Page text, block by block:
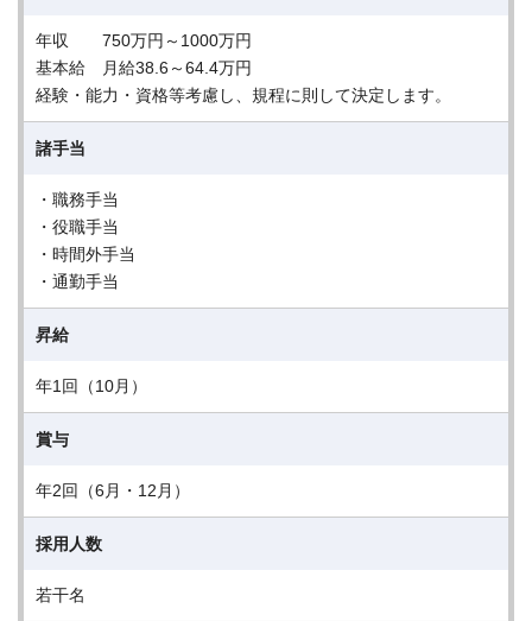
年収 750万円～1000万円
基本給 月給38.6～64.4万円
経験・能力・資格等考慮し、規程に則して決定します。
諸手当
・職務手当
・役職手当
・時間外手当
・通勤手当
昇給
年1回（10月）
賞与
年2回（6月・12月）
採用人数
若干名